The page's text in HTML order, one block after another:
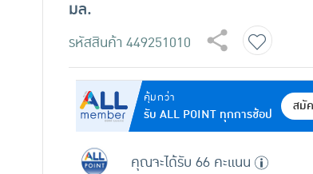
มล.
รหัสสินค้า 449251010
คุ้มกว่า
รับ ALL POINT ทุกการช้อป
สมั
คุณจะได้รับ 66 คะแนน